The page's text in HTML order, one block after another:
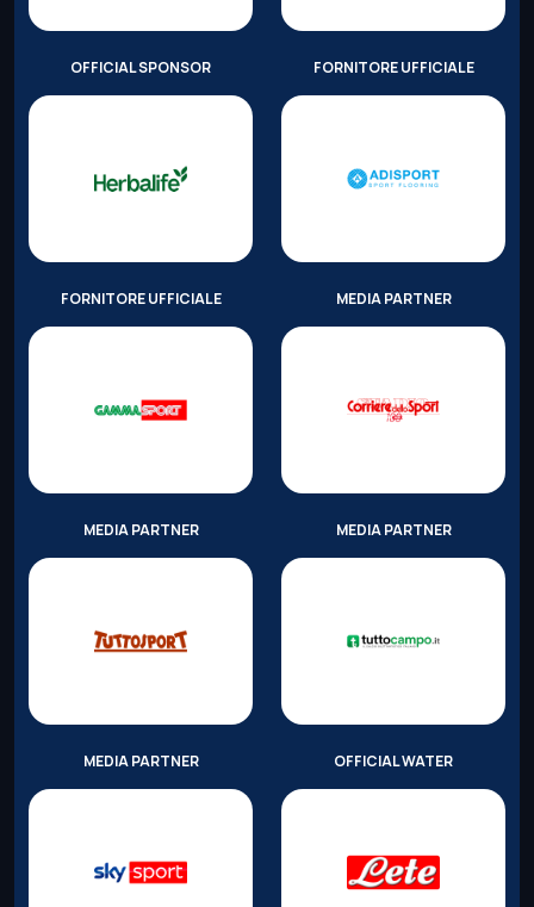
OFFICIAL SPONSOR FORNITORE UFFICIALE
FORNITORE UFFICIALE MEDIA PARTNER
MEDIA PARTNER MEDIA PARTNER
MEDIA PARTNER OFFICIAL WATER